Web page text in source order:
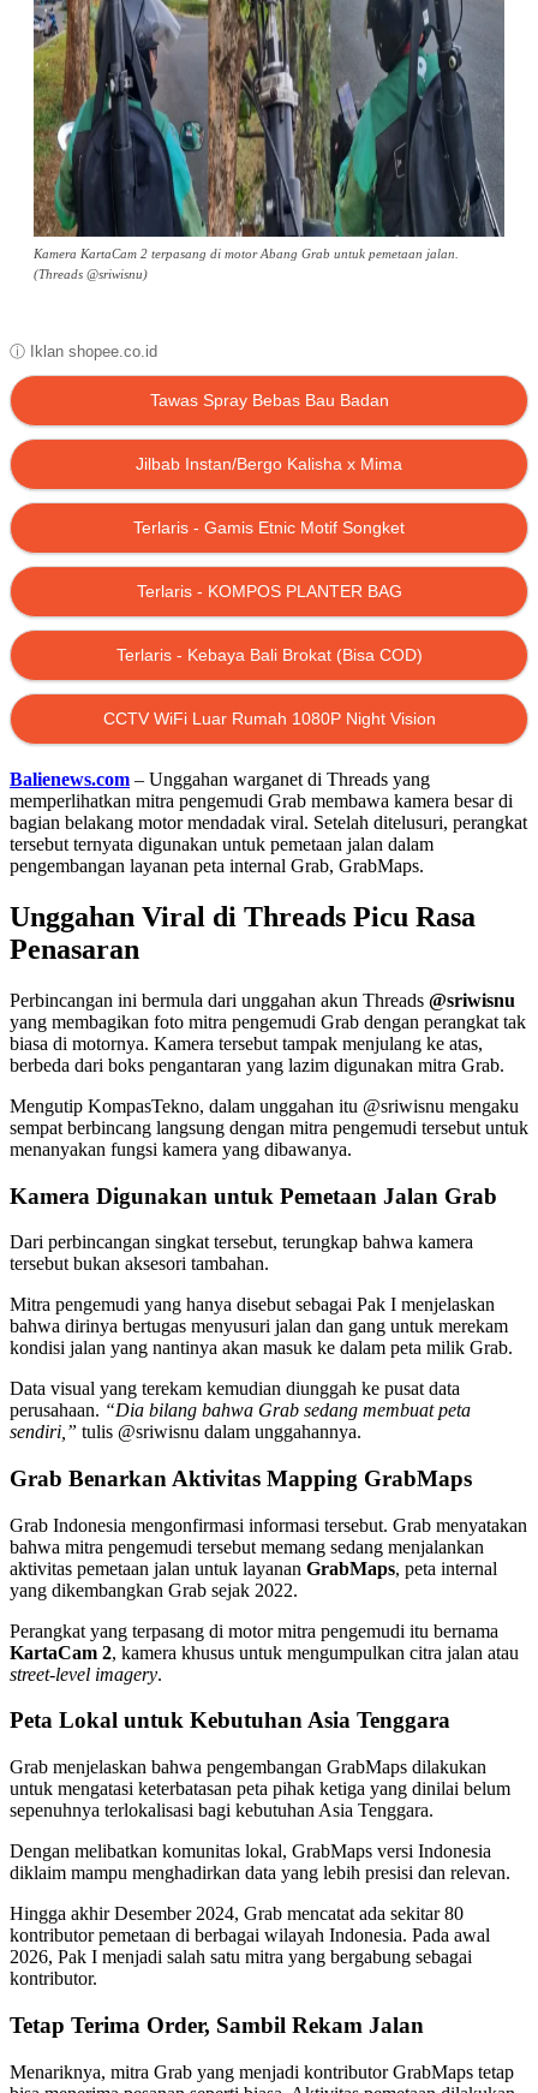
Kamera KartaCam 2 terpasang di motor Abang Grab untuk pemetaan jalan.
(Threads @sriwisnu)
ⓘ Iklan shopee.co.id
Tawas Spray Bebas Bau Badan
Jilbab Instan/Bergo Kalisha x Mima
Terlaris - Gamis Etnic Motif Songket
Terlaris - KOMPOS PLANTER BAG
Terlaris - Kebaya Bali Brokat (Bisa COD)
CCTV WiFi Luar Rumah 1080P Night Vision
Balienews.com – Unggahan warganet di Threads yang
memperlihatkan mitra pengemudi Grab membawa kamera besar di
bagian belakang motor mendadak viral. Setelah ditelusuri, perangkat
tersebut ternyata digunakan untuk pemetaan jalan dalam
pengembangan layanan peta internal Grab, GrabMaps.
Unggahan Viral di Threads Picu Rasa
Penasaran
Perbincangan ini bermula dari unggahan akun Threads @sriwisnu
yang membagikan foto mitra pengemudi Grab dengan perangkat tak
biasa di motornya. Kamera tersebut tampak menjulang ke atas,
berbeda dari boks pengantaran yang lazim digunakan mitra Grab.
Mengutip KompasTekno, dalam unggahan itu @sriwisnu mengaku
sempat berbincang langsung dengan mitra pengemudi tersebut untuk
menanyakan fungsi kamera yang dibawanya.
Kamera Digunakan untuk Pemetaan Jalan Grab
Dari perbincangan singkat tersebut, terungkap bahwa kamera
tersebut bukan aksesori tambahan.
Mitra pengemudi yang hanya disebut sebagai Pak I menjelaskan
bahwa dirinya bertugas menyusuri jalan dan gang untuk merekam
kondisi jalan yang nantinya akan masuk ke dalam peta milik Grab.
Data visual yang terekam kemudian diunggah ke pusat data
perusahaan. “Dia bilang bahwa Grab sedang membuat peta
sendiri,” tulis @sriwisnu dalam unggahannya.
Grab Benarkan Aktivitas Mapping GrabMaps
Grab Indonesia mengonfirmasi informasi tersebut. Grab menyatakan
bahwa mitra pengemudi tersebut memang sedang menjalankan
aktivitas pemetaan jalan untuk layanan GrabMaps, peta internal
yang dikembangkan Grab sejak 2022.
Perangkat yang terpasang di motor mitra pengemudi itu bernama
KartaCam 2, kamera khusus untuk mengumpulkan citra jalan atau
street-level imagery.
Peta Lokal untuk Kebutuhan Asia Tenggara
Grab menjelaskan bahwa pengembangan GrabMaps dilakukan
untuk mengatasi keterbatasan peta pihak ketiga yang dinilai belum
sepenuhnya terlokalisasi bagi kebutuhan Asia Tenggara.
Dengan melibatkan komunitas lokal, GrabMaps versi Indonesia
diklaim mampu menghadirkan data yang lebih presisi dan relevan.
Hingga akhir Desember 2024, Grab mencatat ada sekitar 80
kontributor pemetaan di berbagai wilayah Indonesia. Pada awal
2026, Pak I menjadi salah satu mitra yang bergabung sebagai
kontributor.
Tetap Terima Order, Sambil Rekam Jalan
Menariknya, mitra Grab yang menjadi kontributor GrabMaps tetap